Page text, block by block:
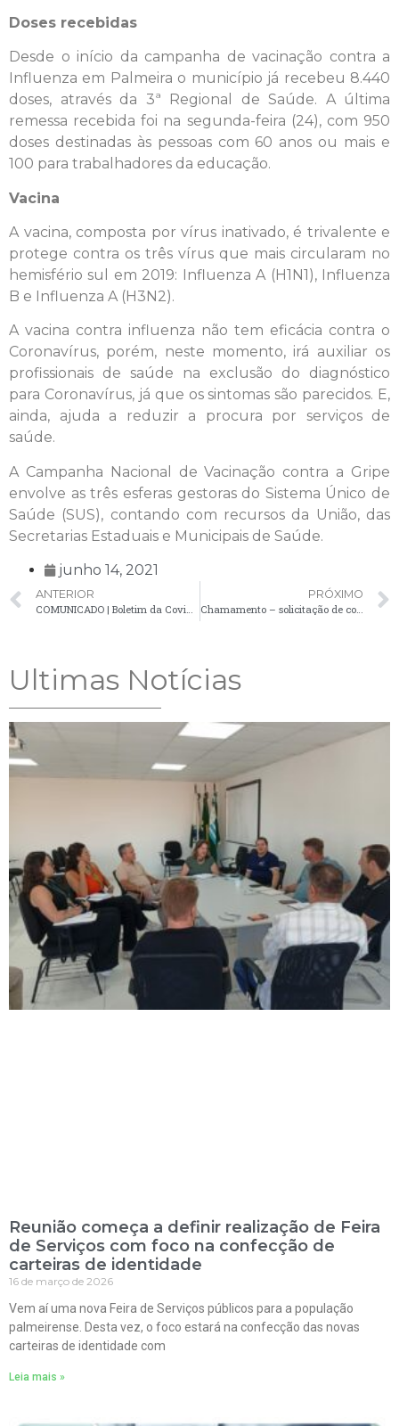
Doses recebidas
Desde o início da campanha de vacinação contra a
Influenza em Palmeira o município já recebeu 8.440
doses, através da 3ª Regional de Saúde. A última
remessa recebida foi na segunda-feira (24), com 950
doses destinadas às pessoas com 60 anos ou mais e
100 para trabalhadores da educação.
Vacina
A vacina, composta por vírus inativado, é trivalente e
protege contra os três vírus que mais circularam no
hemisfério sul em 2019: Influenza A (H1N1), Influenza
B e Influenza A (H3N2).
A vacina contra influenza não tem eficácia contra o
Coronavírus, porém, neste momento, irá auxiliar os
profissionais de saúde na exclusão do diagnóstico
para Coronavírus, já que os sintomas são parecidos. E,
ainda, ajuda a reduzir a procura por serviços de
saúde.
A Campanha Nacional de Vacinação contra a Gripe
envolve as três esferas gestoras do Sistema Único de
Saúde (SUS), contando com recursos da União, das
Secretarias Estaduais e Municipais de Saúde.
junho 14, 2021
ANTERIOR
COMUNICADO | Boletim da Covid-19 apresenta dois óbitos e 56 novos casos confirmados
PRÓXIMO
Chamamento – solicitação de comparecimento de candidatos – 14/06
Ultimas Notícias
Reunião começa a definir realização de Feira
de Serviços com foco na confecção de
carteiras de identidade
16 de março de 2026
Vem aí uma nova Feira de Serviços públicos para a população
palmeirense. Desta vez, o foco estará na confecção das novas
carteiras de identidade com
Leia mais »